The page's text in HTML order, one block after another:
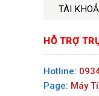
TÀI
HỖ TRỢ
Hotline:
Page: Máy